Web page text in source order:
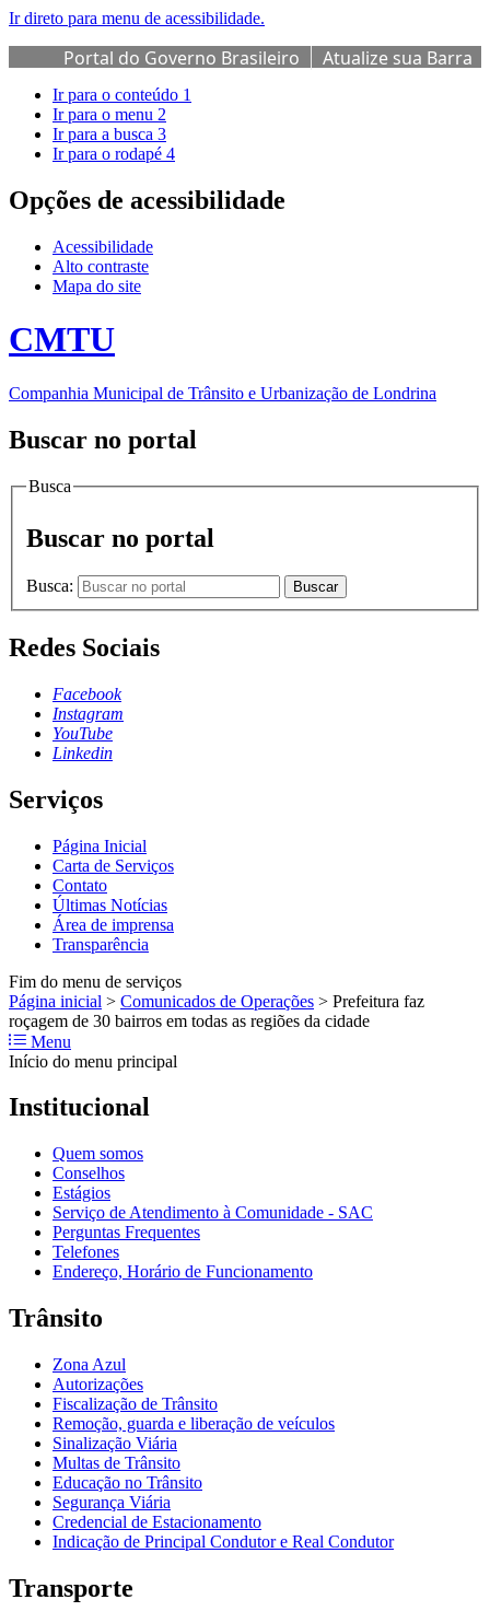
Ir direto para menu de acessibilidade.
Portal do Governo Brasileiro
Atualize sua Barra
de Governo
Ir para o conteúdo 1
Ir para o menu 2
Ir para a busca 3
Ir para o rodapé 4
Opções de acessibilidade
Acessibilidade
Alto contraste
Mapa do site
CMTU
Companhia Municipal de Trânsito e Urbanização de Londrina
Buscar no portal
Busca
Buscar no portal
Busca: Buscar
Redes Sociais
Facebook
Instagram
YouTube
Linkedin
Serviços
Página Inicial
Carta de Serviços
Contato
Últimas Notícias
Área de imprensa
Transparência
Fim do menu de serviços
Página inicial > Comunicados de Operações > Prefeitura faz
roçagem de 30 bairros em todas as regiões da cidade
Menu
Início do menu principal
Institucional
Quem somos
Conselhos
Estágios
Serviço de Atendimento à Comunidade - SAC
Perguntas Frequentes
Telefones
Endereço, Horário de Funcionamento
Trânsito
Zona Azul
Autorizações
Fiscalização de Trânsito
Remoção, guarda e liberação de veículos
Sinalização Viária
Multas de Trânsito
Educação no Trânsito
Segurança Viária
Credencial de Estacionamento
Indicação de Principal Condutor e Real Condutor
Transporte